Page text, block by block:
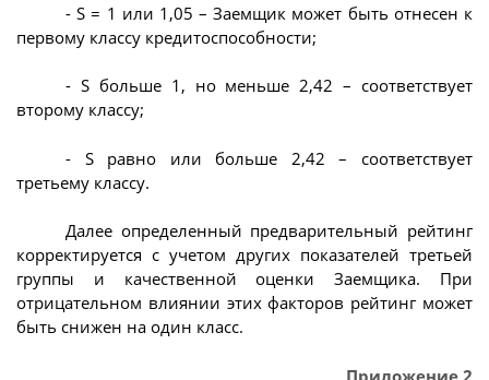
- S = 1 или 1,05 – Заемщик может быть отнесен к
первому классу кредитоспособности;
- S больше 1, но меньше 2,42 – соответствует
второму классу;
- S равно или больше 2,42 – соответствует
третьему классу.
Далее определенный предварительный рейтинг
корректируется с учетом других показателей третьей
группы и качественной оценки Заемщика. При
отрицательном влиянии этих факторов рейтинг может
быть снижен на один класс.
Приложение 2